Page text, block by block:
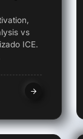
vs
ICE.